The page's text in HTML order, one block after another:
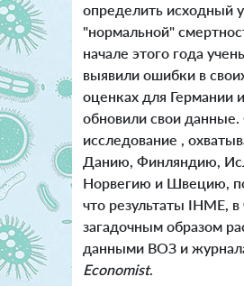
определить исходный
"нормальной"
начале этого года
выявили ошибки в
оценках для Германии
обновили свои
исследование ,
Данию, Финляндию,
Норвегию и Швецию,
что результаты IHME, в
загадочным образом
данными ВОЗ и
Economist.